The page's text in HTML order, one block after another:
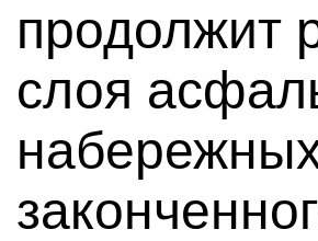
продолжит
слоя